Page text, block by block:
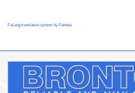
FaLang translation system by Faboba